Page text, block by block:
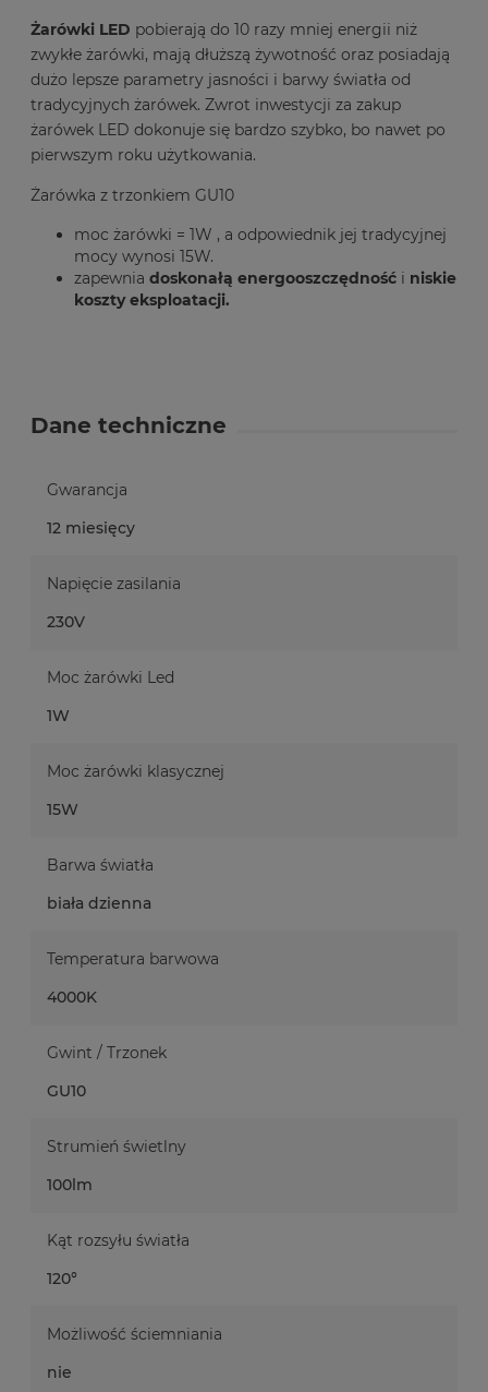
Żarówki LED pobierają do 10 razy mniej energii niż
zwykłe żarówki, mają dłuższą żywotność oraz posiadają
dużo lepsze parametry jasności i barwy światła od
tradycyjnych żarówek. Zwrot inwestycji za zakup
żarówek LED dokonuje się bardzo szybko, bo nawet po
pierwszym roku użytkowania.
Żarówka z trzonkiem GU10
moc żarówki = 1W , a odpowiednik jej tradycyjnej
mocy wynosi 15W.
zapewnia doskonałą energooszczędność i niskie
koszty eksploatacji.
Dane techniczne
Gwarancja
12 miesięcy
Napięcie zasilania
230V
Moc żarówki Led
1W
Moc żarówki klasycznej
15W
Barwa światła
biała dzienna
Temperatura barwowa
4000K
Gwint / Trzonek
GU10
Strumień świetlny
100lm
Kąt rozsyłu światła
120°
Możliwość ściemniania
nie